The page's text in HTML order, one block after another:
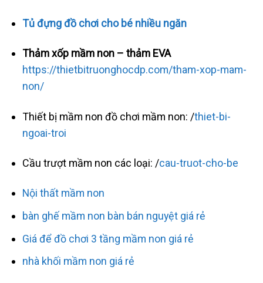
Tủ đựng đồ chơi cho bé nhiều ngăn
Thảm xốp mầm non – thảm EVA
https://thietbitruonghocdp.com/tham-xop-mam-
non/
Thiết bị mầm non đồ chơi mầm non: /thiet-bi-
ngoai-troi
Cầu trượt mầm non các loại: /cau-truot-cho-be
Nội thất mầm non
bàn ghế mầm non bàn bán nguyệt giá rẻ
Giá để đồ chơi 3 tầng mầm non giá rẻ
nhà khối mầm non giá rẻ